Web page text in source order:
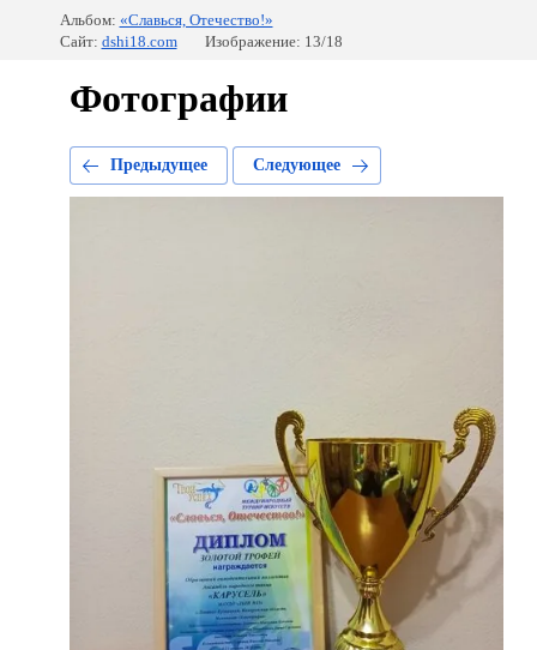
Альбом: «Славься, Отечество!»
Сайт: dshi18.com Изображение: 13/18
Фотографии
Предыдущее Следующее